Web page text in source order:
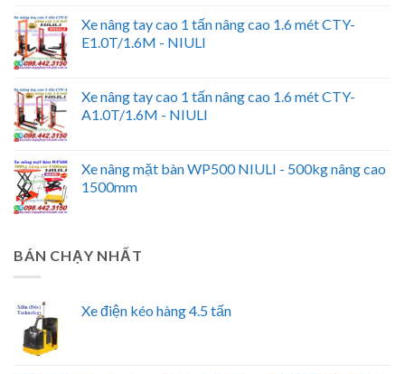
Xe nâng tay cao 1 tấn nâng cao 1.6 mét CTY-
E1.0T/1.6M - NIULI
Xe nâng tay cao 1 tấn nâng cao 1.6 mét CTY-
A1.0T/1.6M - NIULI
Xe nâng mặt bàn WP500 NIULI - 500kg nâng cao
1500mm
BÁN CHẠY NHẤT
Xe điện kéo hàng 4.5 tấn